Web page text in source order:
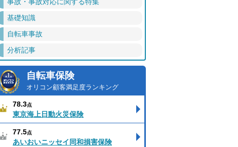
事故・事故対応に関する特集
基礎知識
自転車事故
分析記事
自転車保険
オリコン顧客満足度ランキング
78.3点
東京海上日動火災保険
77.5点
あいおいニッセイ同和損害保険